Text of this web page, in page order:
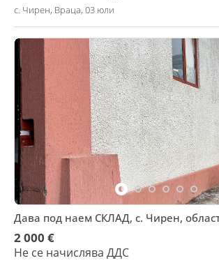
с. Чирен, Враца, 03 юли
Дава под наем СКЛАД, с. Чирен,
2 000 €
Не се начислява ДДС